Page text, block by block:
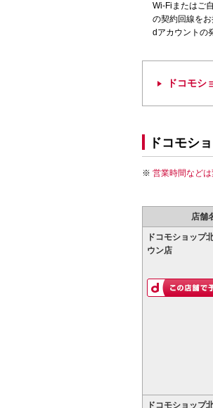
Wi-Fiまたはご
の契約回線を
dアカウントの
ドコモシ
ドコモシ
営業時間など
店舗
ドコモショップ
ウン店
ドコモショップ